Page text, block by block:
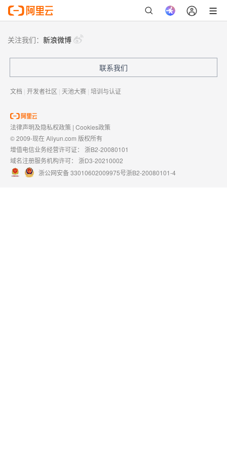
关注我们： 新浪微博
联系我们
文档 | 开发者社区 | 天池大赛 | 培训与认证
法律声明及隐私权政策 | Cookies政策
© 2009-现在 Aliyun.com 版权所有
增值电信业务经营许可证： 浙B2-20080101
域名注册服务机构许可： 浙D3-20210002
浙公网安备 33010602009975号浙B2-20080101-4